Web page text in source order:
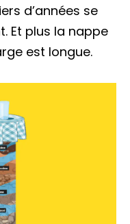
d’années se
Et plus la nappe
est longue.